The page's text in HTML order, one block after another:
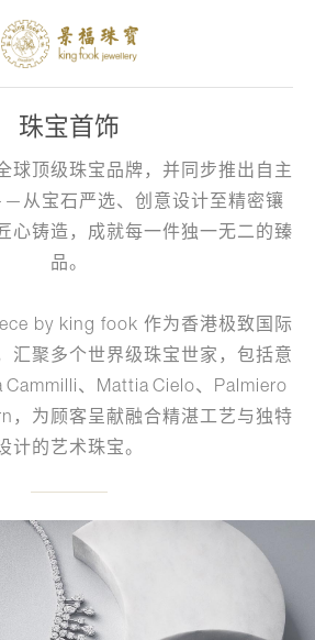
珠宝首饰
球顶级珠宝品牌，并同步推出自主
从宝石严选、创意设计至精密镶
心铸造，成就每一件独一无二的臻
品。
by king fook 作为香港极致国际
汇聚多个世界级珠宝世家，包括意
Cammilli、Mattia Cielo、Palmiero
，为顾客呈献融合精湛工艺与独特
计的艺术珠宝。